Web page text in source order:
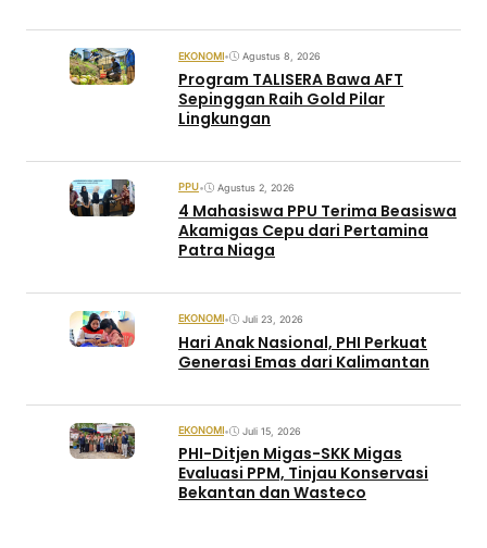
EKONOMI• Agustus 8, 2026
Program TALISERA Bawa AFT
Sepinggan Raih Gold Pilar
Lingkungan
PPU• Agustus 2, 2026
4 Mahasiswa PPU Terima Beasiswa
Akamigas Cepu dari Pertamina
Patra Niaga
EKONOMI• Juli 23, 2026
Hari Anak Nasional, PHI Perkuat
Generasi Emas dari Kalimantan
EKONOMI• Juli 15, 2026
PHI-Ditjen Migas-SKK Migas
Evaluasi PPM, Tinjau Konservasi
Bekantan dan Wasteco